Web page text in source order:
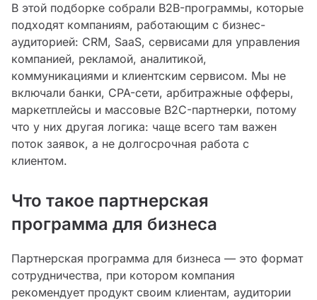
В этой подборке собрали B2B-программы, которые
подходят компаниям, работающим с бизнес-
аудиторией: CRM, SaaS, сервисами для управления
компанией, рекламой, аналитикой,
коммуникациями и клиентским сервисом. Мы не
включали банки, CPA-сети, арбитражные офферы,
маркетплейсы и массовые B2C-партнерки, потому
что у них другая логика: чаще всего там важен
поток заявок, а не долгосрочная работа с
клиентом.
Что такое партнерская
программа для бизнеса
Партнерская программа для бизнеса — это формат
сотрудничества, при котором компания
рекомендует продукт своим клиентам, аудитории